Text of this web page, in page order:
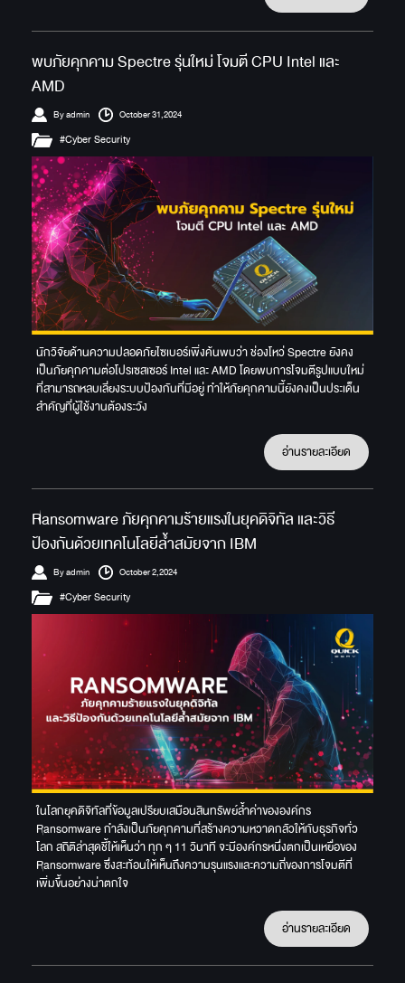
พบภัยคุกคาม Spectre รุ่นใหม่ โจมตี CPU Intel และ
AMD
By admin October 31,2024
#Cyber Security
นักวิจัยด้านความปลอดภัยไซเบอร์เพิ่งค้นพบว่า ช่องโหว่ Spectre ยังคง
เป็นภัยคุกคามต่อโปรเซสเซอร์ Intel และ AMD โดยพบการโจมตีรูปแบบใหม่
ที่สามารถหลบเลี่ยงระบบป้องกันที่มีอยู่ ทำให้ภัยคุกคามนี้ยังคงเป็นประเด็น
สำคัญที่ผู้ใช้งานต้องระวัง
อ่านรายละเอียด
Ransomware ภัยคุกคามร้ายแรงในยุคดิจิทัล และวิธี
ป้องกันด้วยเทคโนโลยีล้ำสมัยจาก IBM
By admin October 2,2024
#Cyber Security
ในโลกยุคดิจิทัลที่ข้อมูลเปรียบเสมือนสินทรัพย์ล้ำค่าขององค์กร
Ransomware กำลังเป็นภัยคุกคามที่สร้างความหวาดกลัวให้กับธุรกิจทั่ว
โลก สถิติล่าสุดชี้ให้เห็นว่า ทุก ๆ 11 วินาที จะมีองค์กรหนึ่งตกเป็นเหยื่อของ
Ransomware ซึ่งสะท้อนให้เห็นถึงความรุนแรงและความถี่ของการโจมตีที่
เพิ่มขึ้นอย่างน่าตกใจ
อ่านรายละเอียด